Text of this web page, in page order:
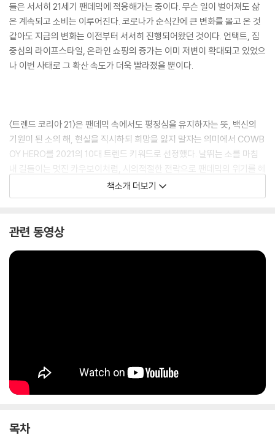
들은 서서히 21세기 팬데믹에 적응해가는 중이다. 무슨 일이 벌어져도 삶
은 계속되고 소비는 이루어진다. 코로나가 순식간에 큰 변화를 몰고 온 것
같아도 지금의 변화는 이전부터 서서히 진행되어왔던 것이다. 언택트, 집
중심의 라이프스타일, 온라인 쇼핑의 증가는 이미 저변이 확대되고 있었으
나 이번 사태로 그 확산 속도가 더욱 빨라졌을 뿐이다.
〈트렌드 코리아 21〉은 팬데믹 속에서도 평정심을 유지하자는 뜻, 백신의
기원이 된 소의 해, 현실을 직시하되 희망을 잃지 말자는 의미에서 COWB
OY HERO를 2021의 10대 트렌드 키워드로 선정했다. 날뛰는 소를 마침
내 길들이는 멋진 카우보이처럼, 시의적절한 전략으로 팬데믹의 위기를 헤
쳐나가기를 기원하는 뜻을 담았다.
분은 모든 트렌드가 코로나 사태의 영향에서 자유롭지 못하다는 점이다.
등 다양한 모습을 보일 것으로 전망된다. 이를 나누는 기준은 대면성의 정
도, 대체재의 존재 여부, 기존 트렌드와 얼마나 부합하느냐다. 예를 들어,
라인쇼핑과 캠핑, 호캉스, 애슬레저룩 등은 코로나 이후에도 더욱 성장이
책소개 더보기
관련 동영상
목차